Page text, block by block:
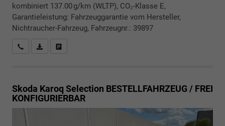
kombiniert 137.00 g/km (WLTP), CO₂-Klasse E,
Garantieleistung: Fahrzeuggarantie vom Hersteller,
Nichtraucher-Fahrzeug, Fahrzeugnr.: 39897
Rückrufbitte absenden
PDF-Datei, Fahrzeugexposé drucken
Skoda Karoq Selection BESTELLFAHRZEUG / FREI
KONFIGURIERBAR